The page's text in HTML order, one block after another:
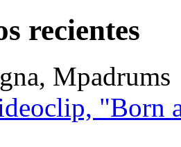
recientes
Mpadrums
"Born